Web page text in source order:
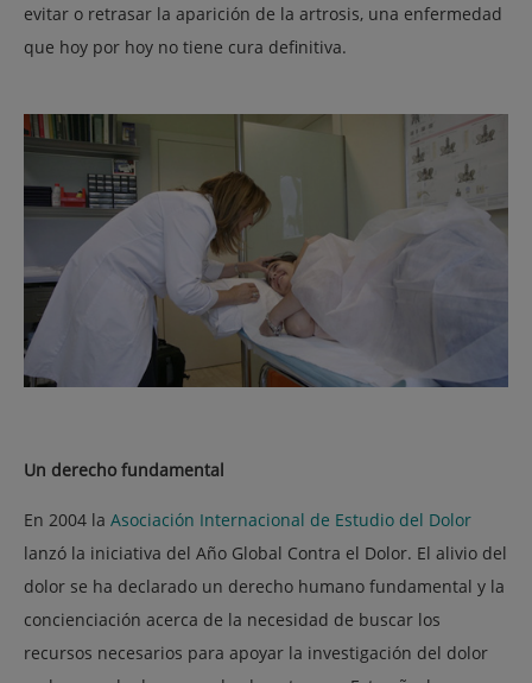
evitar o retrasar la aparición de la artrosis, una enfermedad
que hoy por hoy no tiene cura definitiva.
Un derecho fundamental
En 2004 la Asociación Internacional de Estudio del Dolor
lanzó la iniciativa del Año Global Contra el Dolor. El alivio del
dolor se ha declarado un derecho humano fundamental y la
concienciación acerca de la necesidad de buscar los
recursos necesarios para apoyar la investigación del dolor